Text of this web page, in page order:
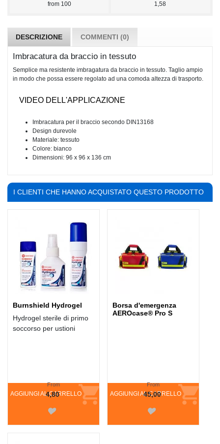
from100 1,58
DESCRIZIONE COMMENTI (0)
Imbracatura da braccio in tessuto
Semplice ma resistente imbragatura da braccio in tessuto. Taglio ampio
in modo che possa essere regolato ad una comoda altezza di trasporto.
VIDEO DELL'APPLICAZIONE
Imbracatura per il braccio secondo DIN13168
Design durevole
Materiale: tessuto
Colore: bianco
Dimensioni: 96 x 96 x 136 cm
I CLIENTI CHE HANNO ACQUISTATO QUESTO PRODOTTO
Burnshield Hydrogel
Hydrogel sterile di primo
soccorso per ustioni
AGGIUNGI AL CARRELLO
From
4,80
Borsa d'emergenza
AEROcase® Pro S
AGGIUNGI AL CARRELLO
From
45,00